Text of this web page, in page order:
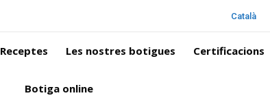
Català
Receptes Les nostres botigues Certificacions
Botiga online